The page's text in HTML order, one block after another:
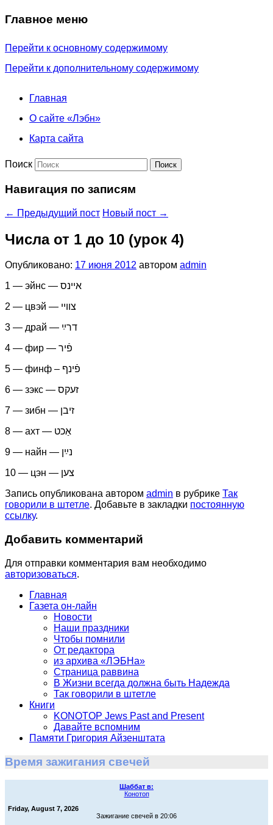
Главное меню
Перейти к основному содержимому
Перейти к дополнительному содержимому
Главная
О сайте «Лэбн»
Карта сайта
Поиск
Навигация по записям
← Предыдущий пост Новый пост →
Числа от 1 до 10 (урок 4)
Опубликовано: 17 июня 2012 автором admin
1 — эйнс — איינס
2 — цвэй — צוויי
3 — драй — דרײַ
4 — фир — פֿיר
5 — финф – פֿינף
6 — зэкс — זעקס
7 — зибн — זיבן
8 — ахт — אַכט
9 — найн — נײַן
10 — цэн — צען
Запись опубликована автором admin в рубрике Так
говорили в штетле. Добавьте в закладки постоянную
ссылку.
Добавить комментарий
Для отправки комментария вам необходимо
авторизоваться.
Главная
Газета он-лайн
Новости
Наши праздники
Чтобы помнили
От редактора
из архива «ЛЭБНа»
Страница раввина
В Жизни всегда должна быть Надежда
Так говорили в штетле
Книги
KONOTOP Jews Past and Present
Давайте вспомним
Памяти Григория Айзенштата
Время зажигания свечей
Шаббат в:
Конотоп
Friday, August 7, 2026
Зажигание свечей в 20:06